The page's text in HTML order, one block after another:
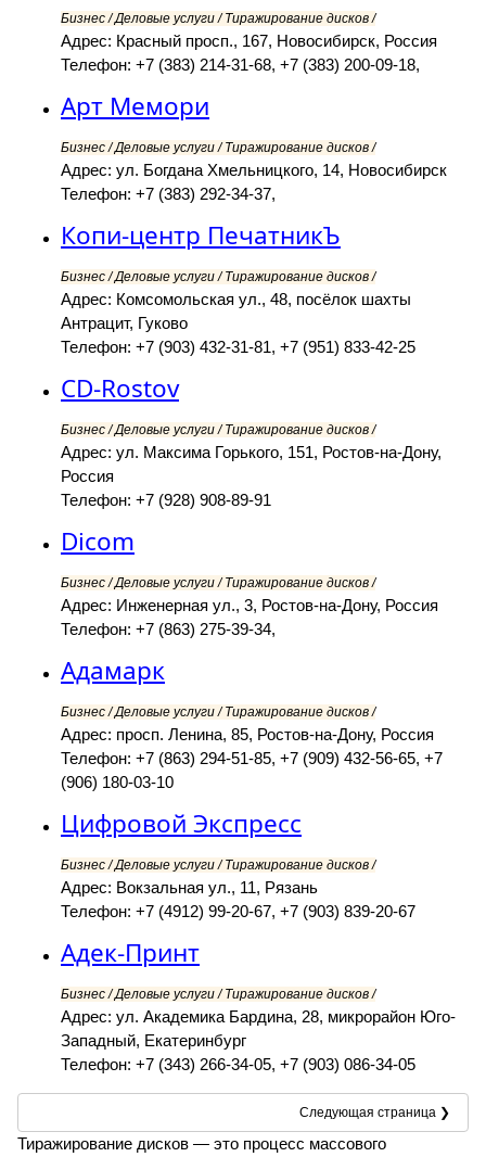
Бизнес / Деловые услуги / Тиражирование дисков /
Адрес: Красный просп., 167, Новосибирск, Россия
Телефон: +7 (383) 214-31-68, +7 (383) 200-09-18,
Арт Мемори
Бизнес / Деловые услуги / Тиражирование дисков /
Адрес: ул. Богдана Хмельницкого, 14, Новосибирск
Телефон: +7 (383) 292-34-37,
Копи-центр ПечатникЪ
Бизнес / Деловые услуги / Тиражирование дисков /
Адрес: Комсомольская ул., 48, посёлок шахты
Антрацит, Гуково
Телефон: +7 (903) 432-31-81, +7 (951) 833-42-25
CD-Rostov
Бизнес / Деловые услуги / Тиражирование дисков /
Адрес: ул. Максима Горького, 151, Ростов-на-Дону,
Россия
Телефон: +7 (928) 908-89-91
Dicom
Бизнес / Деловые услуги / Тиражирование дисков /
Адрес: Инженерная ул., 3, Ростов-на-Дону, Россия
Телефон: +7 (863) 275-39-34,
Адамарк
Бизнес / Деловые услуги / Тиражирование дисков /
Адрес: просп. Ленина, 85, Ростов-на-Дону, Россия
Телефон: +7 (863) 294-51-85, +7 (909) 432-56-65, +7
(906) 180-03-10
Цифровой Экспресс
Бизнес / Деловые услуги / Тиражирование дисков /
Адрес: Вокзальная ул., 11, Рязань
Телефон: +7 (4912) 99-20-67, +7 (903) 839-20-67
Адек-Принт
Бизнес / Деловые услуги / Тиражирование дисков /
Адрес: ул. Академика Бардина, 28, микрорайон Юго-
Западный, Екатеринбург
Телефон: +7 (343) 266-34-05, +7 (903) 086-34-05
Следующая страница ❯
Тиражирование дисков — это процесс массового